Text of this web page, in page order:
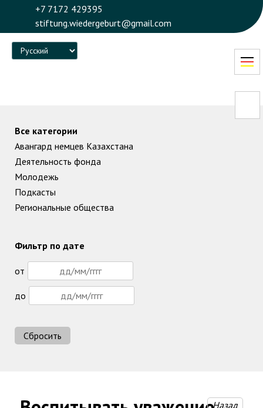
+7 7172 429395
stiftung.wiedergeburt@gmail.com
Language
Назад
Все категории
Авангард немцев Казахстана
Деятельность фонда
Молодежь
Подкасты
Региональные общества
Фильтр по дате
от
до
Сбросить